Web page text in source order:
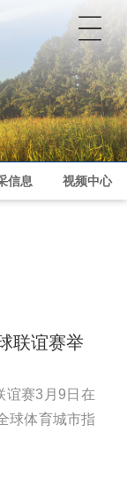
菜单
信息 视频中心
联谊赛举
谊赛3月9日在
球体育城市指